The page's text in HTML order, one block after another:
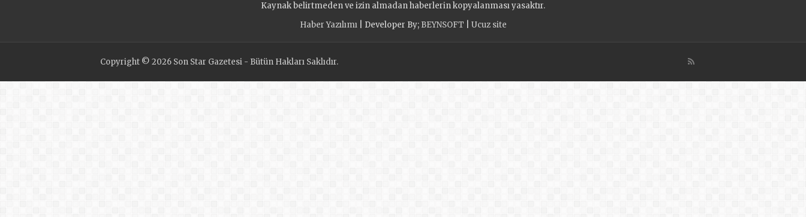
Kaynak belirtmeden ve izin almadan haberlerin kopyalanması yasaktır.
Haber Yazılımı| Developer By; BEYNSOFT Ucuz site
Copyright © 2026 Son Star Gazetesi - Bütün Hakları Saklıdır.